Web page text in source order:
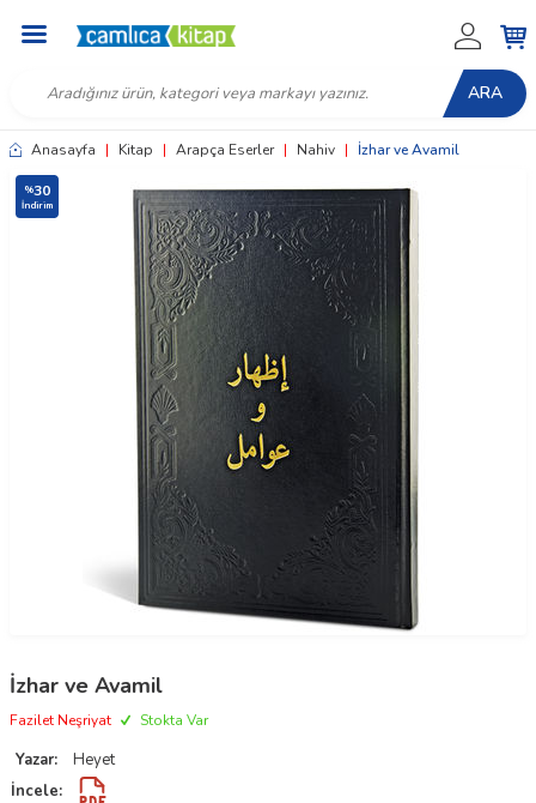
ARA
Anasayfa | Kitap | Arapça Eserler | Nahiv | İzhar ve Avamil
%30
İndirim
İzhar ve Avamil
Fazilet Neşriyat Stokta Var
Yazar:
Heyet
İncele: